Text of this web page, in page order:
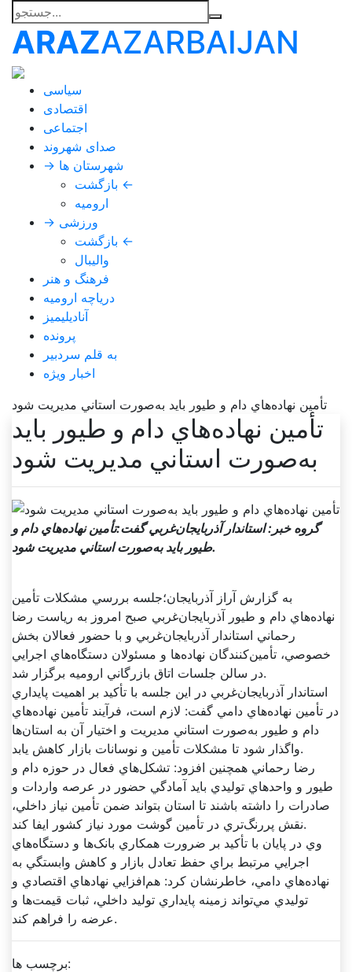
ARAZAZARBAIJAN
سیاسی
اقتصادی
اجتماعی
صدای شهروند
→ شهرستان ها
بازگشت ←
ارومیه
→ ورزشی
بازگشت ←
والیبال
فرهنگ و هنر
دریاچه ارومیه
آنادیلیمیز
پرونده
به قلم سردبیر
اخبار ویژه
تأمين نهاده‌هاي دام و طيور بايد به‌صورت استاني مديريت شود
تأمين نهاده‌هاي دام و طيور بايد
به‌صورت استاني مديريت شود
گروه خبر: استاندار آذربايجان‌غربي گفت:تأمين نهاده‌هاي دام و
طيور بايد به‌صورت استاني مديريت شود.
به گزارش آراز آذربايجان؛جلسه بررسي مشکلات تأمين
نهاده‌هاي دام و طيور آذربايجان‌غربي صبح امروز به رياست رضا
رحماني استاندار آذربايجان‌غربي و با حضور فعالان بخش
خصوصي، تأمين‌کنندگان نهاده‌ها و مسئولان دستگاه‌هاي اجرايي
در سالن جلسات اتاق بازرگاني اروميه برگزار شد.
استاندار آذربايجان‌غربي در اين جلسه با تأکيد بر اهميت پايداري
در تأمين نهاده‌هاي دامي گفت: لازم است، فرآيند تأمين نهاده‌هاي
دام و طيور به‌صورت استاني مديريت و اختيار آن به استان‌ها
واگذار شود تا مشکلات تأمين و نوسانات بازار کاهش يابد.
رضا رحماني همچنين افزود: تشکل‌هاي فعال در حوزه دام و
طيور و واحد‌هاي توليدي بايد آمادگي حضور در عرصه واردات و
صادرات را داشته باشند تا استان بتواند ضمن تأمين نياز داخلي،
نقش پررنگ‌تري در تأمين گوشت مورد نياز کشور ايفا کند.
وي در پايان با تأکيد بر ضرورت همکاري بانک‌ها و دستگاه‌هاي
اجرايي مرتبط براي حفظ تعادل بازار و کاهش وابستگي به
نهاده‌هاي دامي، خاطرنشان کرد: هم‌افزايي نهاد‌هاي اقتصادي و
توليدي مي‌تواند زمينه پايداري توليد داخلي، ثبات قيمت‌ها و
عرضه را فراهم کند.
برچسب ها: